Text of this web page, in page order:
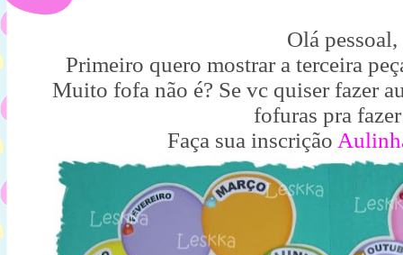
Olá pessoal,
Primeiro quero mostrar a terceira
Muito fofa não é? Se vc quiser fazer
fofuras pra
Faça sua inscrição